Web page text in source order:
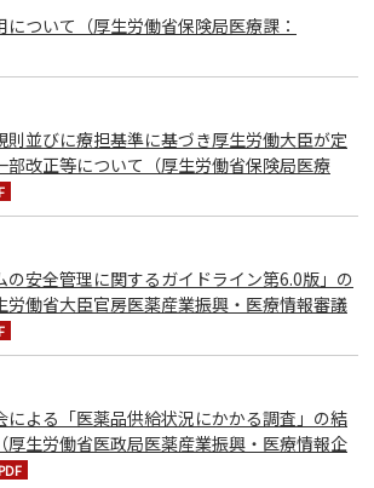
ついて（厚生労働省保険局医療課：
則並びに療担基準に基づき厚生労働大臣が定
部改正等について（厚生労働省保険局医療
の安全管理に関するガイドライン第6.0版」の
労働省大臣官房医薬産業振興・医療情報審議
による「医薬品供給状況にかかる調査」の結
厚生労働省医政局医薬産業振興・医療情報企